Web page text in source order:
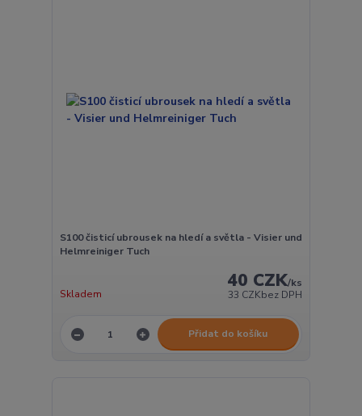
S100 čisticí ubrousek na hledí a světla - Visier und
Helmreiniger Tuch
40 CZK/ks
33 CZKbez DPH
Skladem
Přidat do košíku